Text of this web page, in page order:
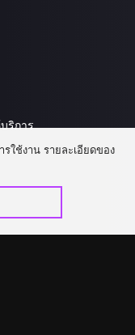
ริการ
นตัว
รใช้งาน รายละเอียดของ